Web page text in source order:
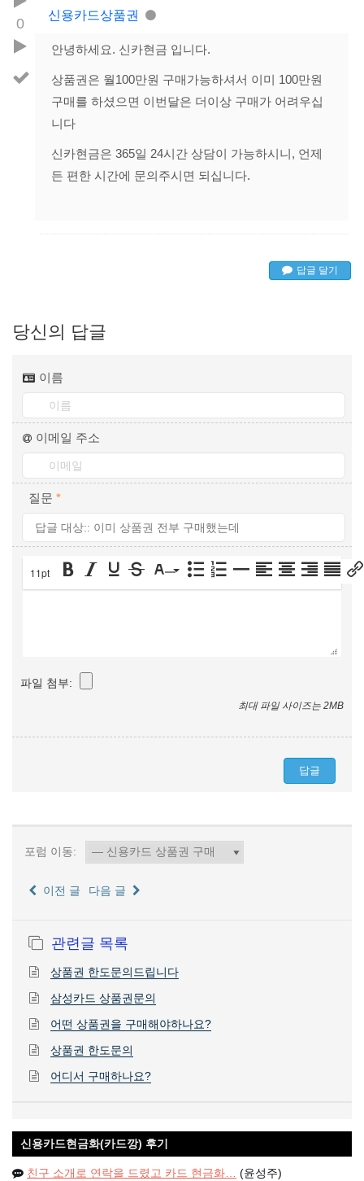
0
신용카드상품권
안녕하세요. 신카현금 입니다.
상품권은 월100만원 구매가능하셔서 이미 100만원
구매를 하셨으면 이번달은 더이상 구매가 어려우십
니다
신카현금은 365일 24시간 상담이 가능하시니, 언제
든 편한 시간에 문의주시면 되십니다.
답글 달기
당신의 답글
이름
이메일 주소
질문 *
11pt
파일 첨부:
최대 파일 사이즈는 2MB
포럼 이동:
이전 글 다음 글
관련글 목록
상품권 한도문의드립니다
삼성카드 상품권문의
어떤 상품권을 구매해야하나요?
상품권 한도문의
어디서 구매하나요?
신용카드현금화(카드깡) 후기
친구 소개로 연락을 드렸고 카드 현금화… (윤성주)